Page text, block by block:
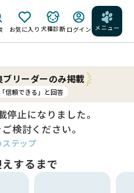
お気に入り 犬種診断 ログイン メニュー
ブリーダーのみ掲載
信頼できる」と回答
停止になりました。
検討ください。
テップ
するまで